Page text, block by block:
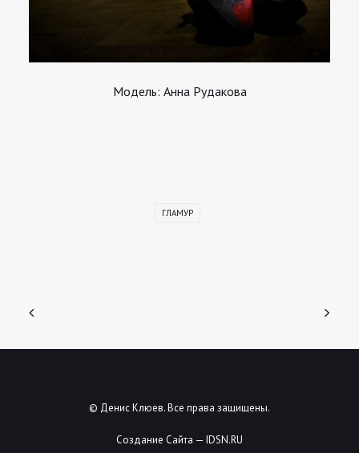
Модель: Анна Рудакова
ГЛАМУР
© Денис Клюев. Все права защищены.
Создание Сайта — IDSN.RU